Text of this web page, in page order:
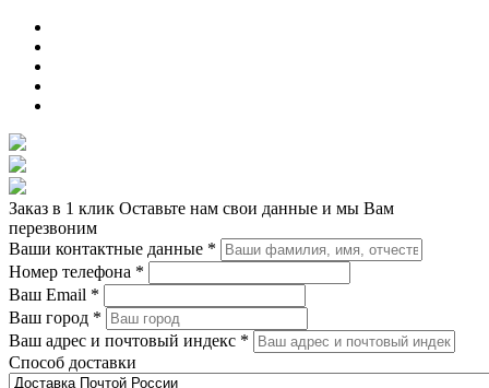
Заказ в 1 клик Оставьте нам свои данные и мы Вам
перезвоним
Ваши контактные данные *
Номер телефона *
Ваш Email *
Ваш город *
Ваш адрес и почтовый индекс *
Способ доставки